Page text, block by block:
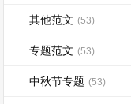
其他范文 (53)
专题范文 (53)
中秋节专题 (53)